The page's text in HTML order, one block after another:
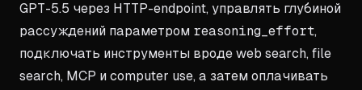
GPT-5.5 через HTTP-endpoint, управлять глубиной
рассуждений параметром reasoning_effort,
подключать инструменты вроде web search, file
search, MCP и computer use, а затем оплачивать